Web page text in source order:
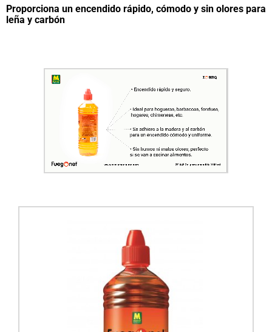
Proporciona un encendido rápido, cómodo y sin olores para
leña y carbón